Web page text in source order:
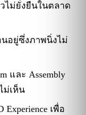
ไม่ยั่งยืนในตลาด
นอยู่ซึ่งภาพนิ่งไม่
และ Assembly
ม่เห็น
เพื่อ